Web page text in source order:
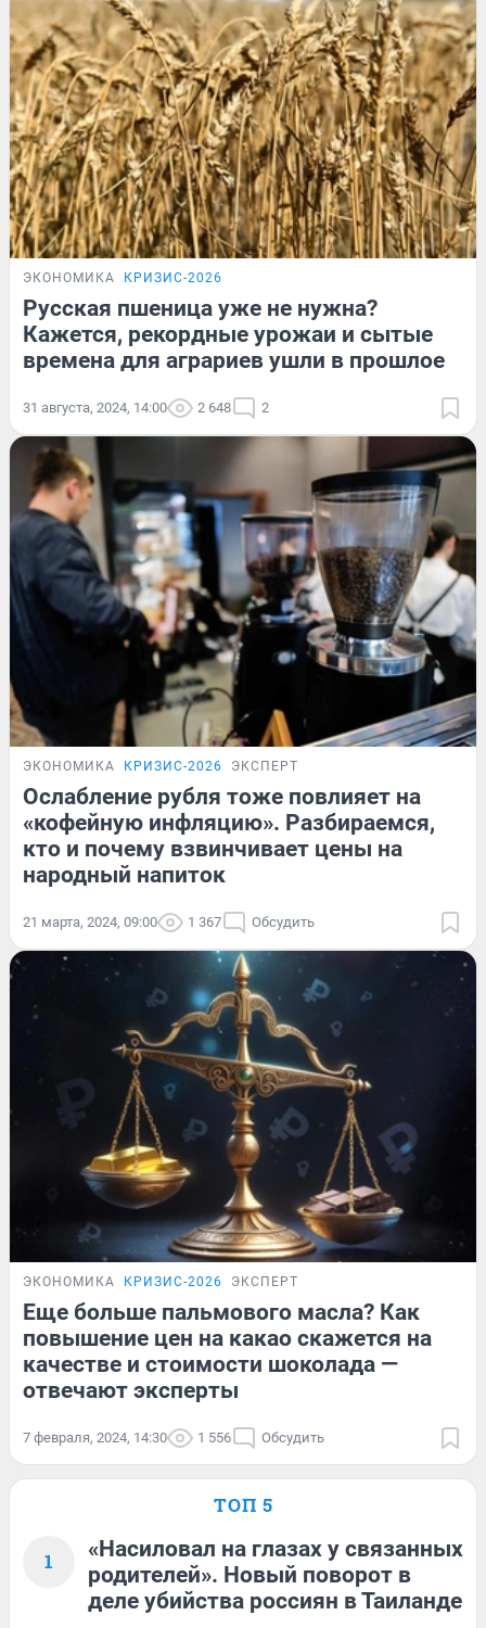
ЭКОНОМИКА КРИЗИС-2026
Русская пшеница уже не нужна?
Кажется, рекордные урожаи и сытые
времена для аграриев ушли в прошлое
31 августа, 2024, 14:00 2 648 2
ЭКОНОМИКА КРИЗИС-2026 ЭКСПЕРТ
Ослабление рубля тоже повлияет на
«кофейную инфляцию». Разбираемся,
кто и почему взвинчивает цены на
народный напиток
21 марта, 2024, 09:00 1 367 Обсудить
ЭКОНОМИКА КРИЗИС-2026 ЭКСПЕРТ
Еще больше пальмового масла? Как
повышение цен на какао скажется на
качестве и стоимости шоколада —
отвечают эксперты
7 февраля, 2024, 14:30 1 556 Обсудить
ТОП 5
1
«Насиловал на глазах у связанных
родителей». Новый поворот в
деле убийства россиян в Таиланде